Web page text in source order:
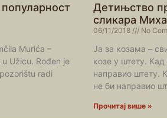
популарност
Murića –
Užicu. Rođen je
radi
Детињство
сликара
06/11/2018 No
Ја за козама –
козе у штету.
направио штету.
не би направио
Прочитај више »